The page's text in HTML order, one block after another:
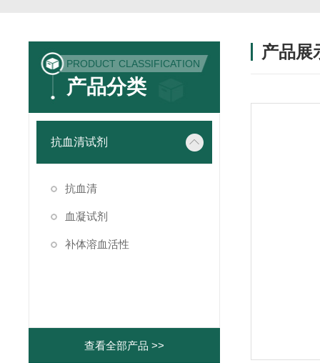
PRODUCT CLASSIFICATION
产品分类
抗血清试剂
抗血清
血凝试剂
补体溶血活性
查看全部产品 >>
产品展